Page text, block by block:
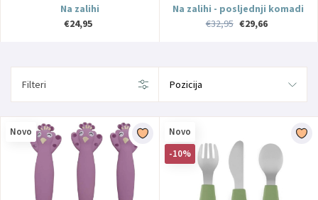
Na zalihi
€24,95
Na zalihi - posljednji komadi
€32,95 €29,66
Filteri
Novo
Novo
-10%